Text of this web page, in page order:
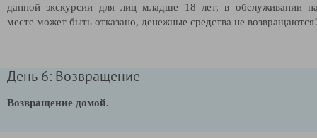
данной экскурсии для лиц младше 18 лет, в обслуживании
месте может быть отказано, денежные средства не возвращаются!
День 6: Возвращение
Возвращение домой.